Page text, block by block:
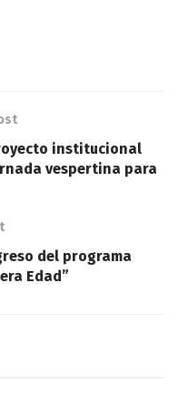
institucional
vespertina para
del programa
Edad”